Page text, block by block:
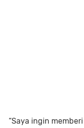
“Saya ingin